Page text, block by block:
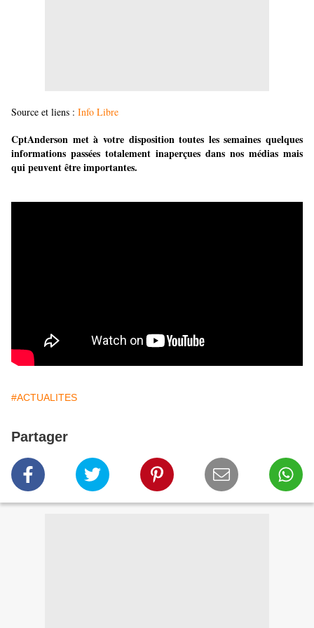
Source et liens : Info Libre
CptAnderson met à votre disposition toutes les semaines quelques
informations passées totalement inaperçues dans nos médias mais
qui peuvent être importantes.
#ACTUALITES
Partager